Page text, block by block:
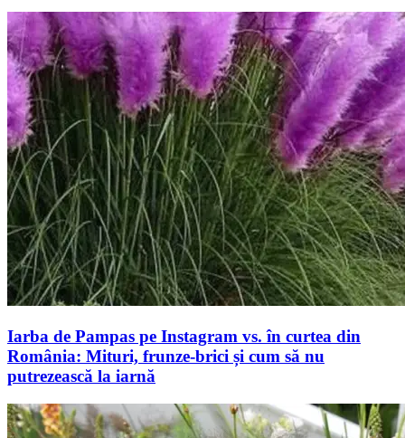
Iarba de Pampas pe Instagram vs. în curtea din
România: Mituri, frunze-brici și cum să nu
putrezească la iarnă